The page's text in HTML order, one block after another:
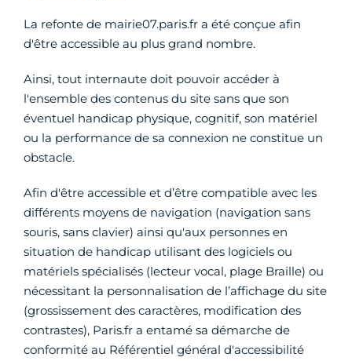
La refonte de mairie07.paris.fr a été conçue afin
d'être accessible au plus grand nombre.
Ainsi, tout internaute doit pouvoir accéder à
l'ensemble des contenus du site sans que son
éventuel handicap physique, cognitif, son matériel
ou la performance de sa connexion ne constitue un
obstacle.
Afin d'être accessible et d’être compatible avec les
différents moyens de navigation (navigation sans
souris, sans clavier) ainsi qu'aux personnes en
situation de handicap utilisant des logiciels ou
matériels spécialisés (lecteur vocal, plage Braille) ou
nécessitant la personnalisation de l’affichage du site
(grossissement des caractères, modification des
contrastes), Paris.fr a entamé sa démarche de
conformité au Référentiel général d'accessibilité